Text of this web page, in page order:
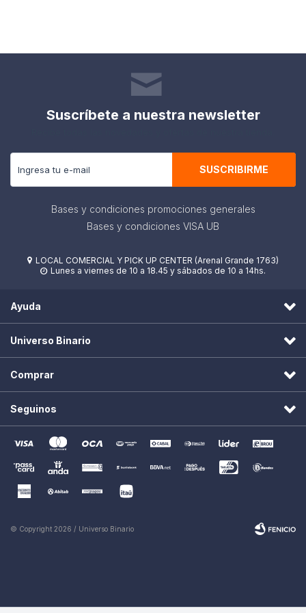
Suscríbete a nuestra newsletter
SUSCRIBIRME
Bases y condiciones promociones generales
Bases y condiciones VISA UB
 LOCAL COMERCIAL Y PICK UP CENTER (Arenal Grande 1763)
 Lunes a viernes de 10 a 18.45 y sábados de 10 a 14hs.
Ayuda
Universo Binario
Comprar
Seguinos
© Copyright 2026 / Universo Binario